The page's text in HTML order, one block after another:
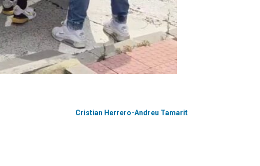
Cristian Herrero-Andreu Tamarit